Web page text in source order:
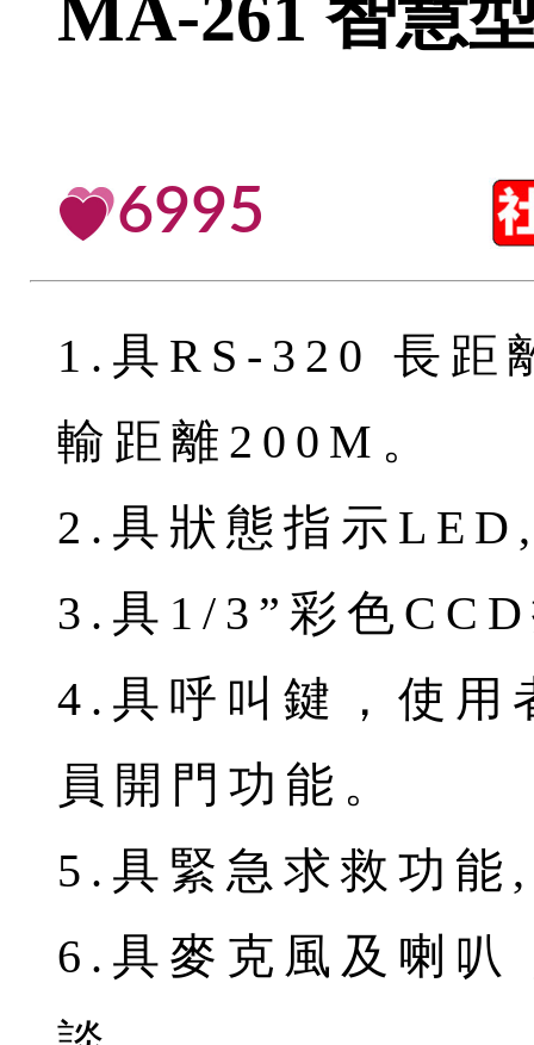
MA-261 智慧
6995
1.具RS-320 長距
輸距離200M。
2.具狀態指示
3.具1/3”彩色
4.具呼叫鍵，使用
員開門功能。
5.具緊急求救功能
6.具麥克風及喇叭